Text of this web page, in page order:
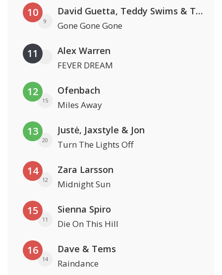
10
9
David Guetta, Teddy Swims & Tones And I
Gone Gone Gone
11 Alex Warren
FEVER DREAM
12
15
Ofenbach
Miles Away
13
20
Justė, Jaxstyle & Jon
Turn The Lights Off
14
12
Zara Larsson
Midnight Sun
15
11
Sienna Spiro
Die On This Hill
16
14
Dave & Tems
Raindance